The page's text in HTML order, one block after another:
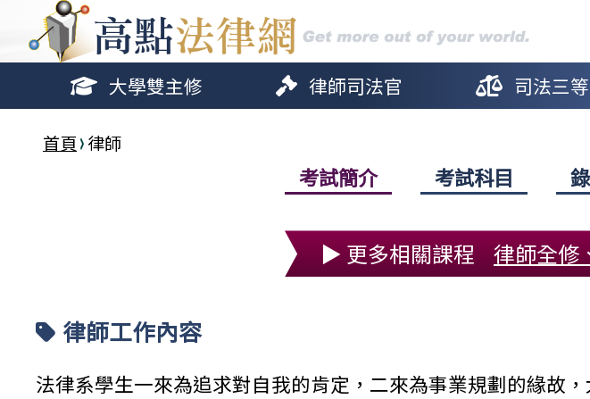
大學雙主修 律師司法官 司法三等
首頁 律師
考試簡介 考試科目
▶ 更多相關課程 律師全修
律師工作內容
法律系學生一來為追求對自我的肯定，二來為事業規劃的緣故